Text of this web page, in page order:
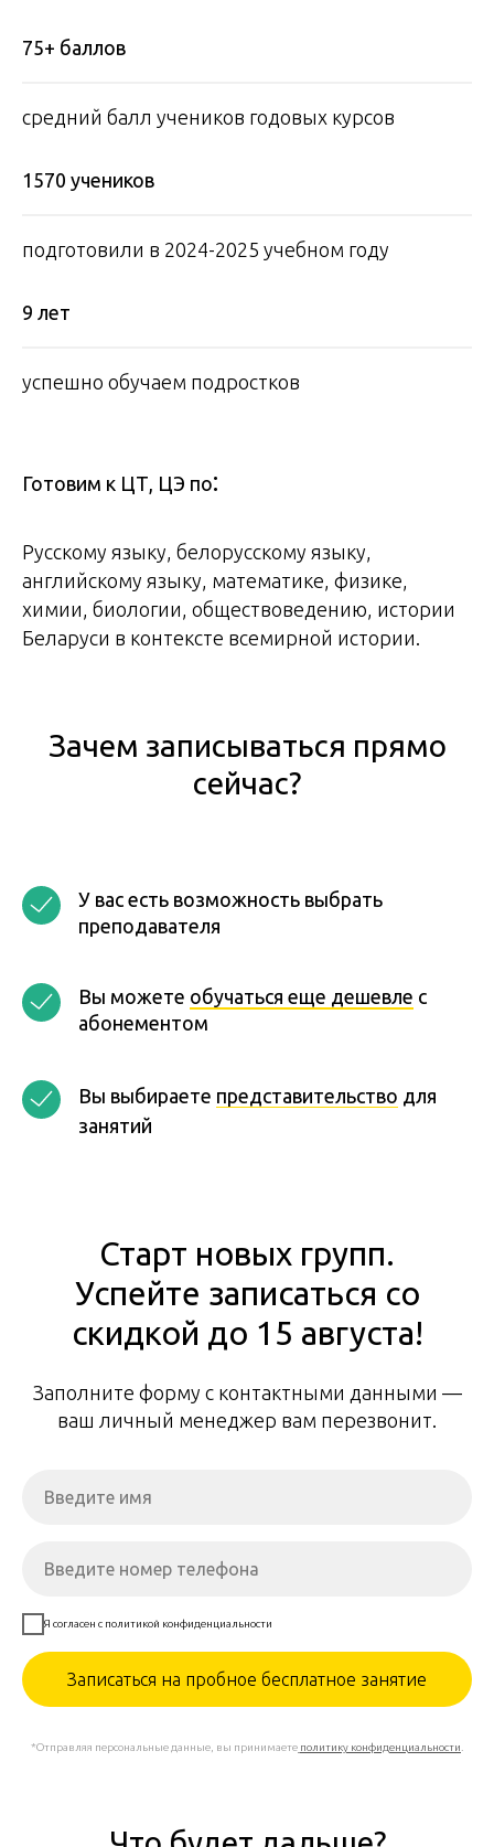
75+ баллов
средний балл учеников годовых курсов
1570 учеников
подготовили в 2024-2025 учебном году
9 лет
успешно обучаем подростков
Готовим к ЦТ, ЦЭ по:
Русскому языку, белорусскому языку,
английскому языку, математике, физике,
химии, биологии, обществоведению, истории
Беларуси в контексте всемирной истории.
Зачем записываться прямо
сейчас?
У вас есть возможность выбрать
преподавателя
Вы можете обучаться еще дешевле с
абонементом
Вы выбираете представительство для
занятий
Старт новых групп.
Успейте записаться со
скидкой до 15 августа!
Заполните форму с контактными данными —
ваш личный менеджер вам перезвонит.
Я согласен с политикой конфиденциальности
Записаться на пробное бесплатное занятие
*Отправляя персональные данные, вы принимаете политику конфиденциальности